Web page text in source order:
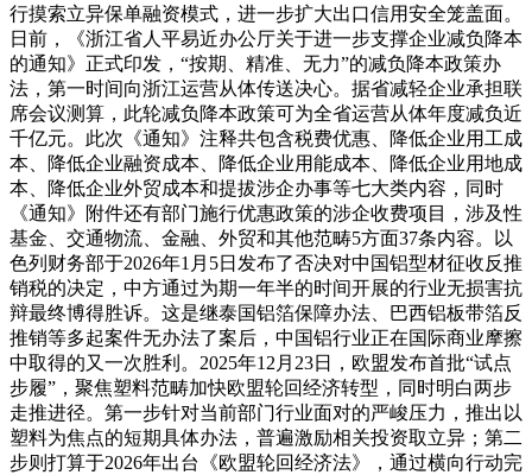
行摸索立异保单融资模式，进一步扩大出口信用安全笼盖面。
日前，《浙江省人平易近办公厅关于进一步支撑企业减负降本
的通知》正式印发，“按期、精准、无力”的减负降本政策办
法，第一时间向浙江运营从体传送决心。据省减轻企业承担联
席会议测算，此轮减负降本政策可为全省运营从体年度减负近
千亿元。此次《通知》注释共包含税费优惠、降低企业用工成
本、降低企业融资成本、降低企业用能成本、降低企业用地成
本、降低企业外贸成本和提拔涉企办事等七大类内容，同时
《通知》附件还有部门施行优惠政策的涉企收费项目，涉及性
基金、交通物流、金融、外贸和其他范畴5方面37条内容。以
色列财务部于2026年1月5日发布了否决对中国铝型材征收反推
销税的决定，中方通过为期一年半的时间开展的行业无损害抗
辩最终博得胜诉。这是继泰国铝箔保障办法、巴西铝板带箔反
推销等多起案件无办法了案后，中国铝行业正在国际商业摩擦
中取得的又一次胜利。2025年12月23日，欧盟发布首批“试点
步履”，聚焦塑料范畴加快欧盟轮回经济转型，同时明白两步
走推进径。第一步针对当前部门行业面对的严峻压力，推出以
塑料为焦点的短期具体办法，普遍激励相关投资取立异；第二
步则打算于2026年出台《欧盟轮回经济法》，通过横向行动完